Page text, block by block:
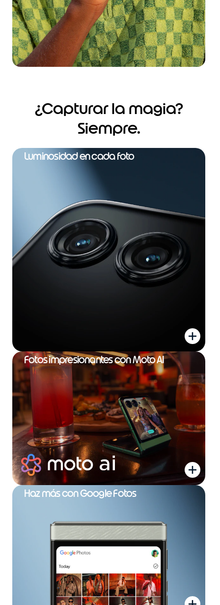
¿Capturar la magia?
Siempre.
Luminosidad en cada foto
Fotos impresionantes con Moto AI
Haz más con Google Fotos